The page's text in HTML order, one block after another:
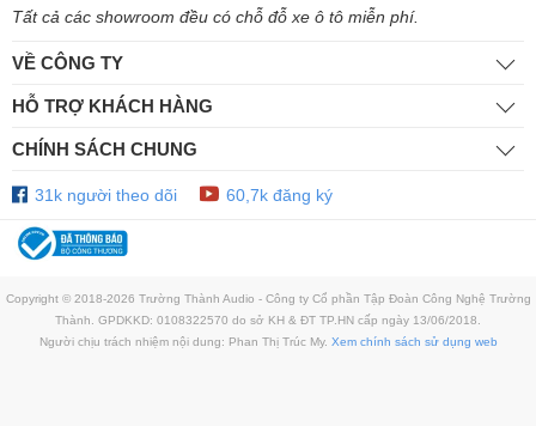
tạo bên trong, chắc chắn cục đẩy SoundStandard TX500Q sẽ là gợi ý
hợp lý nhất cho mọi bộ dàn. Bạn có muốn trực tiếp thử khả năng xử lý
chúng tôi, phòng thử vip luôn luôn chào đón quý khách hàng.
Khuyến Mãi Sâu
Đặt Tại Nhà. Xem Ngay!
Tất cả các showroom đều có chỗ đỗ xe ô tô miễn phí.
VỀ CÔNG TY
HỖ TRỢ KHÁCH HÀNG
CHÍNH SÁCH CHUNG
31k người theo dõi 60,7k đăng ký
Copyright © 2018-2026 Trường Thành Audio - Công ty Cổ phần Tập Đoàn Công Nghệ Trường
Thành. GPDKKD: 0108322570 do sở KH & ĐT TP.HN cấp ngày 13/06/2018.
Người chịu trách nhiệm nội dung: Phan Thị Trúc My. Xem chính sách sử dụng web